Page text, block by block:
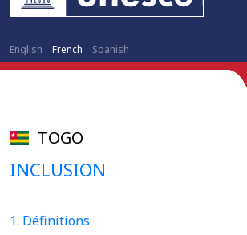
English French Spanish
TOGO
INCLUSION
1. Définitions